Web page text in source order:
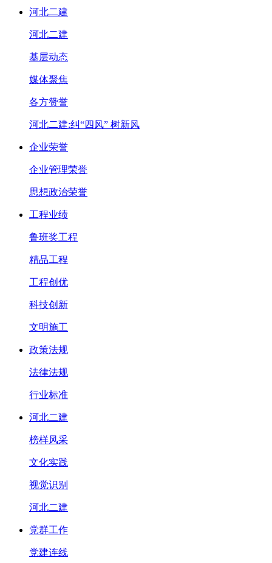
河北二建
河北二建
基层动态
媒体聚焦
各方赞誉
河北二建:纠“四风” 树新风
企业荣誉
企业管理荣誉
思想政治荣誉
工程业绩
鲁班奖工程
精品工程
工程创优
科技创新
文明施工
政策法规
法律法规
行业标准
河北二建
榜样风采
文化实践
视觉识别
河北二建
党群工作
党建连线